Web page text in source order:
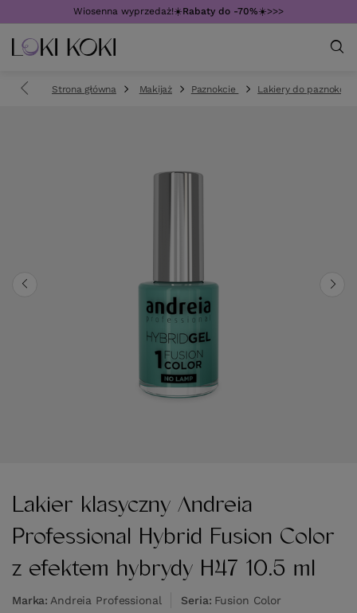
Wiosenna wyprzedaż!☀️Rabaty do -70%☀️>>>
Strona główna Makijaż Paznokcie Lakiery do paznokci
Lakier klasyczny Andreia
Professional Hybrid Fusion Color
z efektem hybrydy H47 10.5 ml
Marka Andreia Professional Seria Fusion Color